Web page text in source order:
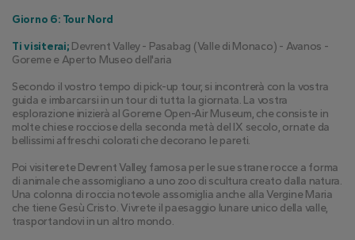
Giorno 6: Tour Nord
Ti visiterai; Devrent Valley - Pasabag (Valle di Monaco) - Avanos -
Goreme e Aperto Museo dell'aria
Secondo il vostro tempo di pick-up tour, si incontrerà con la vostra
guida e imbarcarsi in un tour di tutta la giornata. La vostra
esplorazione inizierà al Goreme Open-Air Museum, che consiste in
molte chiese rocciose della seconda metà del IX secolo, ornate da
bellissimi affreschi colorati che decorano le pareti.
Poi visiterete Devrent Valley, famosa per le sue strane rocce a forma
di animale che assomigliano a uno zoo di scultura creato dalla natura.
Una colonna di roccia notevole assomiglia anche alla Vergine Maria
che tiene Gesù Cristo. Vivrete il paesaggio lunare unico della valle,
trasportandovi in un altro mondo.